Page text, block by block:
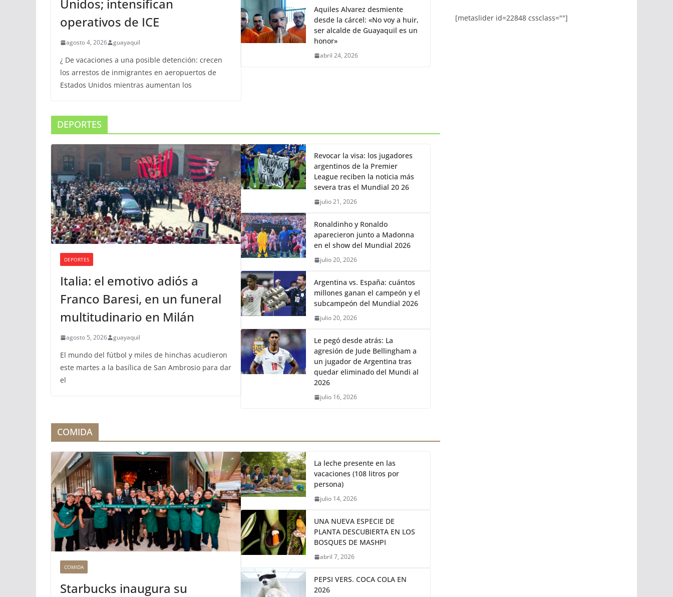
aeropuertos de Estados
Unidos; intensifican
operativos de ICE
agosto 4, 2026 guayaquil
¿ De vacaciones a una posible detención: crecen
mayo 6, 2026
Aquiles Alvarez desmiente
desde la cárcel: «No voy a huir,
ser alcalde de Guayaquil es un
DEPORTES
DEPORTES
Italia: el emotivo adiós a
Franco Baresi, en un funeral
multitudinario en Milán
agosto 5, 2026 guayaquil
El mundo del fútbol y miles de hinchas acudieron
Revocar la visa: los jugadores
argentinos de la Premier
League reciben la noticia más
julio 21, 2026
Ronaldinho y Ronaldo
aparecieron junto a Madonna
julio 20, 2026
Argentina vs. España: cuántos
millones ganan el campeón y el
julio 20, 2026
Le pegó desde atrás: La
agresión de Jude Bellingham a
un jugador de Argentina tras
quedar eliminado del Mundi al
COMIDA
COMIDA
La leche presente en las
vacaciones (108 litros por
julio 14, 2026
UNA NUEVA ESPECIE DE
PLANTA DESCUBIERTA EN LOS
abril 7, 2026
agosto 4, 2026